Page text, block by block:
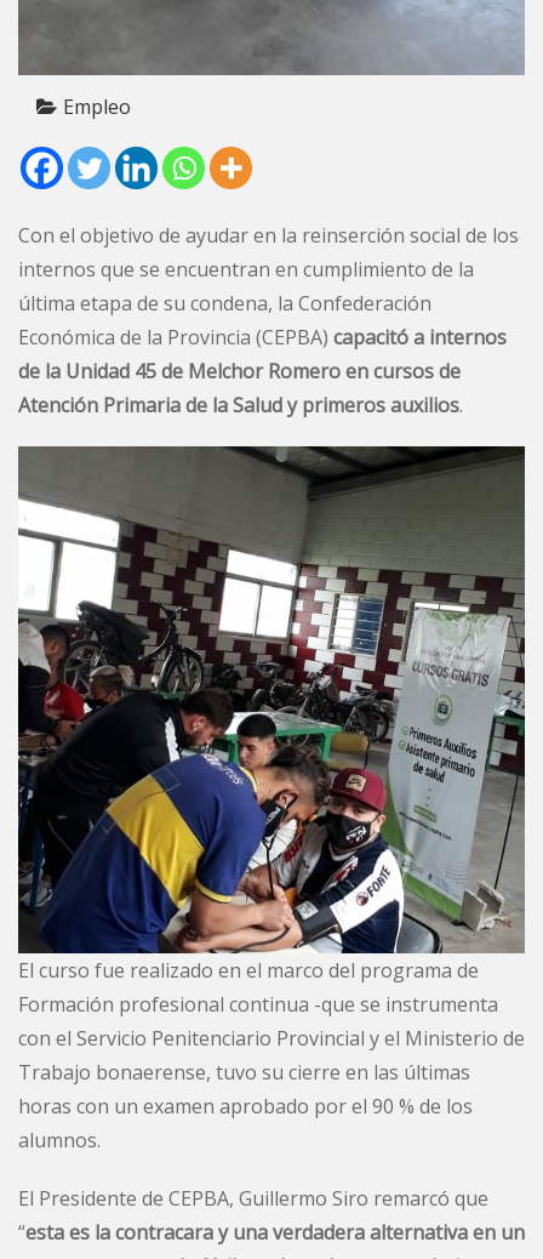
Empleo
Con el objetivo de ayudar en la reinserción social de los
internos que se encuentran en cumplimiento de la
última etapa de su condena, la Confederación
Económica de la Provincia (CEPBA) capacitó a internos
de la Unidad 45 de Melchor Romero en cursos de
Atención Primaria de la Salud y primeros auxilios.
El curso fue realizado en el marco del programa de
Formación profesional continua -que se instrumenta
con el Servicio Penitenciario Provincial y el Ministerio de
Trabajo bonaerense, tuvo su cierre en las últimas
horas con un examen aprobado por el 90 % de los
alumnos.
El Presidente de CEPBA, Guillermo Siro remarcó que
“esta es la contracara y una verdadera alternativa en un